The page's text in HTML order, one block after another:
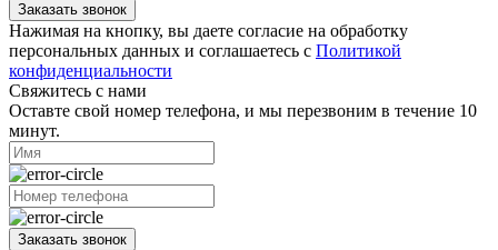
Заказать звонок
Нажимая на кнопку, вы даете согласие на обработку
персональных данных и соглашаетесь с Политикой
конфиденциальности
Свяжитесь с нами
Оставте свой номер телефона, и мы перезвоним в течение 10
минут.
Заказать звонок